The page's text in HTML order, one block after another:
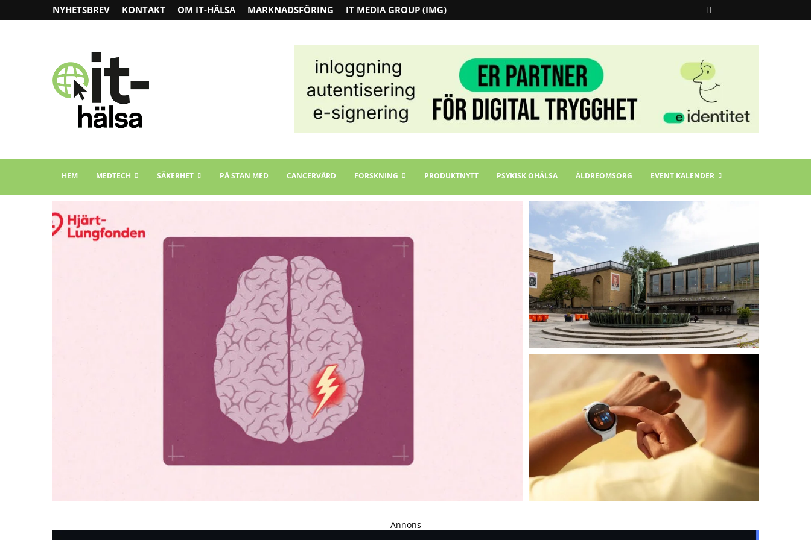
NYHETSBREV KONTAKT OM IT-HÄLSA MARKNADSFÖRING IT MEDIA GROUP (IMG)
HEM MEDTECH SÄKERHET PÅ STAN MED CANCERVÅRD FORSKNING PRODUKTNYTT PSYKISK OHÄLSA ÄLDREOMSORG EVENT KALENDER
Dödligheten i stroke har halverats sedan...
HÄLSA
Cigarrvärlden stämmer Göteborgs
Symfoniker för vårdslös...
2026-08-07
PRODUKTNYTT
Inför Stockholm Halvmaraton: Sex av tio...
2026-08-07
Annons